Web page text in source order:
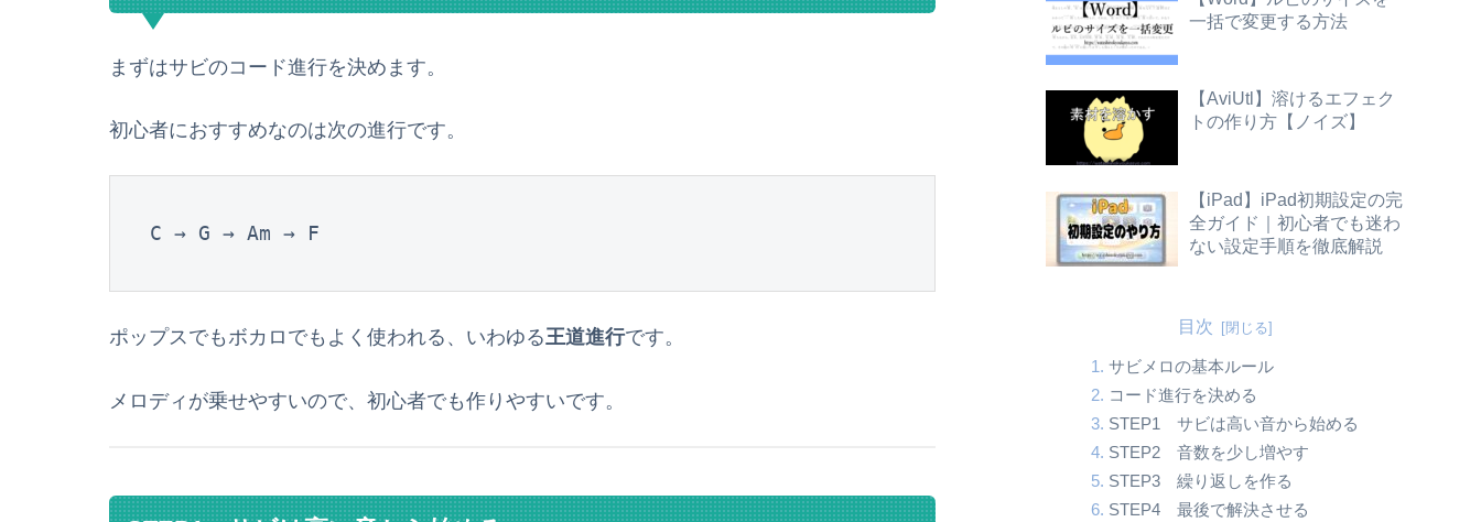
まずはサビのコード進行を決めます。
初心者におすすめなのは次の進行です。
C → G → Am → F
ポップスでもボカロでもよく使われる、いわゆる王道進行です。
メロディが乗せやすいので、初心者でも作りやすいです。
一括で変更する方法
【AviUtl】溶けるエフェク
トの作り方【ノイズ】
【iPad】iPad初期設定の完
全ガイド｜初心者でも迷わ
ない設定手順を徹底解説
目次
サビメロの基本ルール
コード進行を決める
STEP1 サビは高い音から始める
STEP2 音数を少し増やす
STEP3 繰り返しを作る
STEP4 最後で解決させる